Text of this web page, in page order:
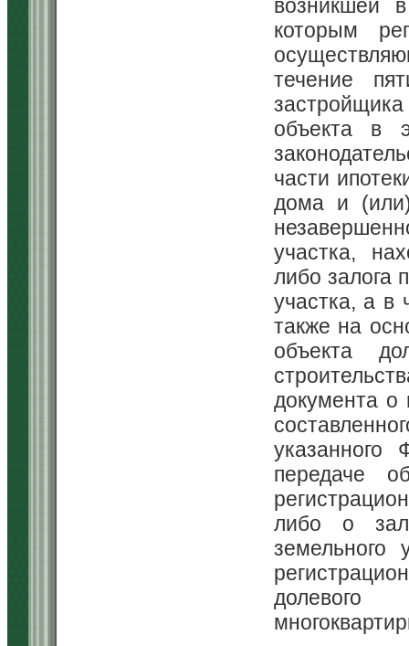
возникшей
которым
течение
объекта в
части
дома и
участка,
либо залога
участка, а в
также на
объекта
документа о
указанного
передаче
либо о
земельного
долевого